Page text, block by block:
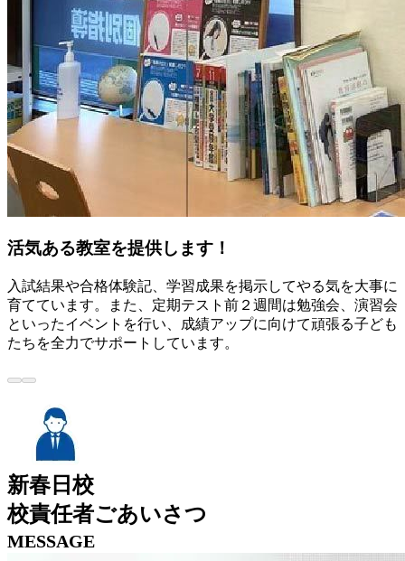
活気ある教室を提供します！
入試結果や合格体験記、学習成果を掲示してやる気を大事に
育てています。また、定期テスト前２週間は勉強会、演習会
といったイベントを行い、成績アップに向けて頑張る子ども
たちを全力でサポートしています。
新春日校
校責任者ごあいさつ
MESSAGE